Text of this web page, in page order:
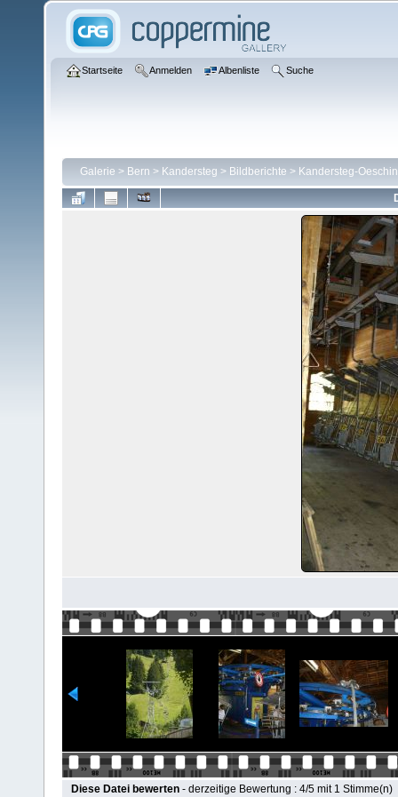
Startseite Anmelden Albenliste Suche
Galerie > Bern > Kandersteg > Bildberichte > Kandersteg-
Diese Datei bewerten - derzeitige Bewertung : 4/5 mit 1 Stimme(n)